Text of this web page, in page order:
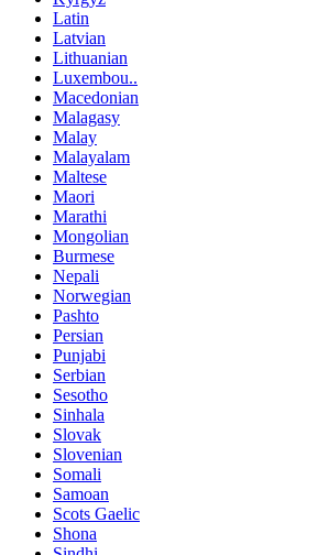
Latin
Latvian
Lithuanian
Luxembou..
Macedonian
Malagasy
Malay
Malayalam
Maltese
Maori
Marathi
Mongolian
Burmese
Nepali
Norwegian
Pashto
Persian
Punjabi
Serbian
Sesotho
Sinhala
Slovak
Slovenian
Somali
Samoan
Scots Gaelic
Shona